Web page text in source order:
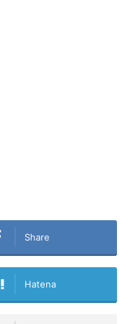
Share
Hatena